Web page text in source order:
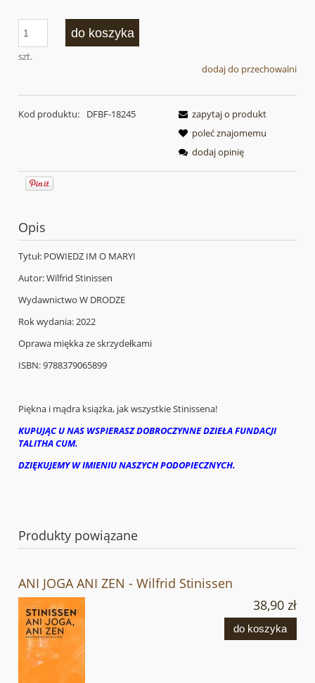
szt.
do koszyka
dodaj do przechowalni
Kod produktu: DFBF-18245
zapytaj o produkt
poleć znajomemu
dodaj opinię
Opis
Tytuł: POWIEDZ IM O MARYI
Autor: Wilfrid Stinissen
Wydawnictwo W DRODZE
Rok wydania: 2022
Oprawa miękka ze skrzydełkami
ISBN: 9788379065899
Piękna i mądra książka, jak wszystkie Stinissena!
KUPUJĄC U NAS WSPIERASZ DOBROCZYNNE DZIEŁA FUNDACJI
TALITHA CUM.
DZIĘKUJEMY W IMIENIU NASZYCH PODOPIECZNYCH.
Produkty powiązane
ANI JOGA ANI ZEN - Wilfrid Stinissen
38,90 zł
do koszyka